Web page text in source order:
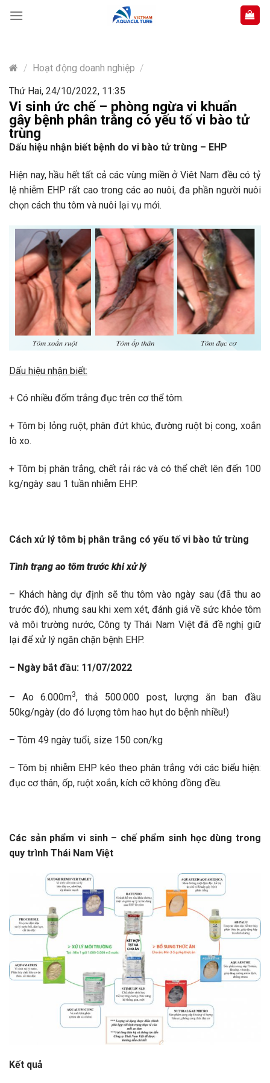
content
/ Hoạt động doanh nghiệp /
Thứ Hai, 24/10/2022, 11:35
Vi sinh ức chế – phòng ngừa vi khuẩn
gây bệnh phân trắng có yếu tố vi bào tử
trùng
Dấu hiệu nhận biết bệnh do vi bào tử trùng – EHP
Hiện nay, hầu hết tất cả các vùng miền ở Viêt Nam đều có tỷ
lệ nhiễm EHP rất cao trong các ao nuôi, đa phần người nuôi
chọn cách thu tôm và nuôi lại vụ mới.
Dấu hiệu nhận biết:
+ Có nhiều đốm trắng đục trên cơ thể tôm.
+ Tôm bị lỏng ruột, phân đứt khúc, đường ruột bị cong, xoắn
lò xo.
+ Tôm bị phân trắng, chết rải rác và có thể chết lên đến 100
kg/ngày sau 1 tuần nhiễm EHP.
Cách xử lý tôm bị phân trắng có yếu tố vi bào tử trùng
Tình trạng ao tôm trước khi xử lý
– Khách hàng dự định sẽ thu tôm vào ngày sau (đã thu ao
trước đó), nhưng sau khi xem xét, đánh giá về sức khỏe tôm
và môi trường nước, Công ty Thái Nam Việt đã đề nghị giữ
lại để xử lý ngăn chặn bệnh EHP.
– Ngày bắt đầu: 11/07/2022
– Ao 6.000m3, thả 500.000 post, lượng ăn ban đầu
50kg/ngày (do đó lượng tôm hao hụt do bệnh nhiều!)
– Tôm 49 ngày tuổi, size 150 con/kg
– Tôm bị nhiễm EHP kéo theo phân trắng với các biểu hiện:
đục cơ thân, ốp, ruột xoắn, kích cỡ không đồng đều.
Các sản phẩm vi sinh – chế phẩm sinh học dùng trong
quy trình Thái Nam Việt
Kết quả